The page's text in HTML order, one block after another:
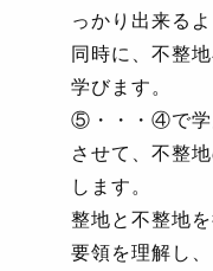
っかり出来る
同時に、不整
学びます。
⑤・・・④で学
させて、不整
します。
整地と不整地
要領を理解し